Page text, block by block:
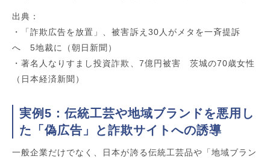
出典：
・「詐欺広告を放置」、被害訴え30人がメタを一斉提訴
へ 5地裁に（朝日新聞）
・著名人なりすまし投資詐欺、7億円被害 茨城の70歳女性
（日本経済新聞）
実例5：伝統工芸や地域ブランドを悪用し
た「偽広告」と詐欺サイトへの誘導
一般企業だけでなく、日本が誇る伝統工芸品や「地域ブラン